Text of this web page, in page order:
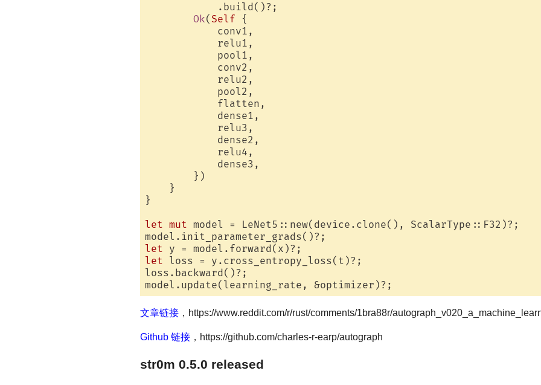
            .build()?;
Ok( Self {
            conv1,
            relu1,
            pool1,
            conv2,
            relu2,
            pool2,
            flatten,
            dense1,
            relu3,
            dense2,
            relu4,
            dense3,
        })
    }
}
let mut model = LeNet5::new(device.clone(), ScalarType::F32)?;
let
let loss = y.cross_entropy_loss(t)?;
loss.backward()?;
文章链接 ，https://www.reddit.com/r/rust/comments/1bra88r/
Github 链接 ，https://github.com/charles-r-earp/autograph
str0m 0.5.0 released